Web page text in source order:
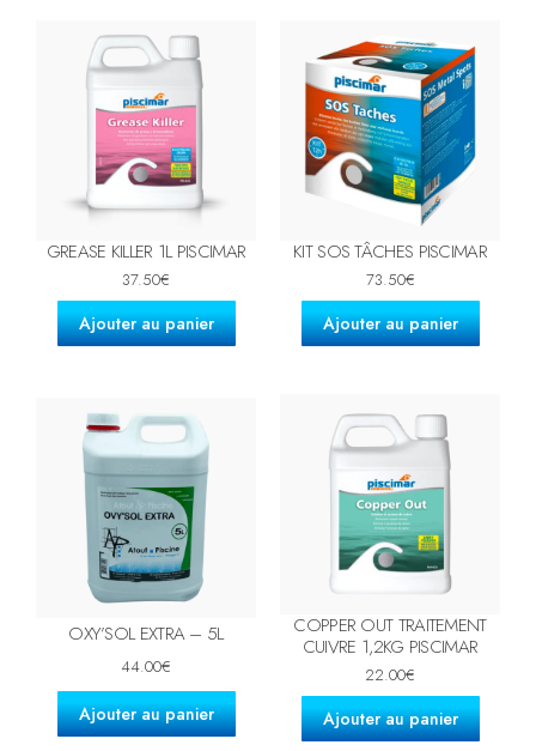
GREASE KILLER 1L PISCIMAR
37.50€
Ajouter au panier
KIT SOS TÂCHES PISCIMAR
73.50€
Ajouter au panier
OXY’SOL EXTRA – 5L
44.00€
Ajouter au panier
COPPER OUT TRAITEMENT
CUIVRE 1,2KG PISCIMAR
22.00€
Ajouter au panier